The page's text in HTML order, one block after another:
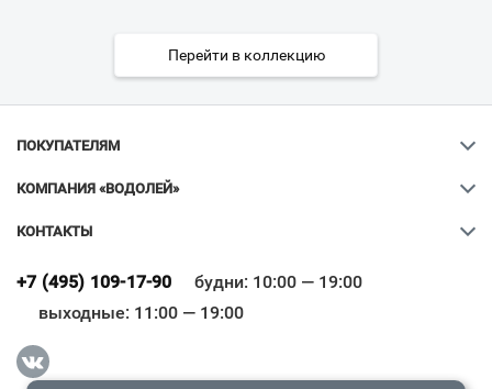
Перейти в коллекцию
ПОКУПАТЕЛЯМ
КОМПАНИЯ «ВОДОЛЕЙ»
КОНТАКТЫ
+7 (495) 109-17-90
будни: 10:00 — 19:00
выходные: 11:00 — 19:00
Всё верно